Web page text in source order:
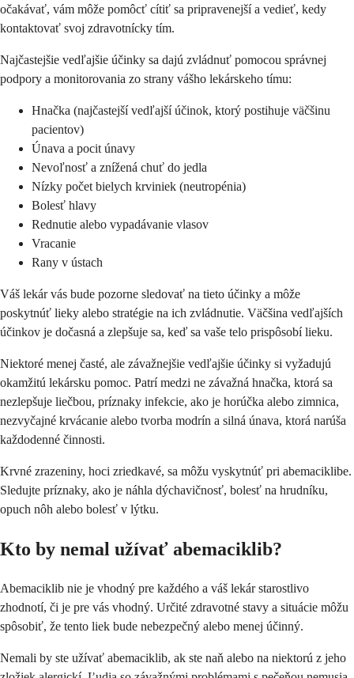
očakávať, vám môže pomôcť cítiť sa pripravenejší a vedieť, kedy
kontaktovať svoj zdravotnícky tím.
Najčastejšie vedľajšie účinky sa dajú zvládnuť pomocou správnej
podpory a monitorovania zo strany vášho lekárskeho tímu:
Hnačka (najčastejší vedľajší účinok, ktorý postihuje väčšinu
pacientov)
Únava a pocit únavy
Nevoľnosť a znížená chuť do jedla
Nízky počet bielych krviniek (neutropénia)
Bolesť hlavy
Rednutie alebo vypadávanie vlasov
Vracanie
Rany v ústach
Váš lekár vás bude pozorne sledovať na tieto účinky a môže
poskytnúť lieky alebo stratégie na ich zvládnutie. Väčšina vedľajších
účinkov je dočasná a zlepšuje sa, keď sa vaše telo prispôsobí lieku.
Niektoré menej časté, ale závažnejšie vedľajšie účinky si vyžadujú
okamžitú lekársku pomoc. Patrí medzi ne závažná hnačka, ktorá sa
nezlepšuje liečbou, príznaky infekcie, ako je horúčka alebo zimnica,
nezvyčajné krvácanie alebo tvorba modrín a silná únava, ktorá narúša
každodenné činnosti.
Krvné zrazeniny, hoci zriedkavé, sa môžu vyskytnúť pri abemaciklibe.
Sledujte príznaky, ako je náhla dýchavičnosť, bolesť na hrudníku,
opuch nôh alebo bolesť v lýtku.
Kto by nemal užívať abemaciklib?
Abemaciklib nie je vhodný pre každého a váš lekár starostlivo
zhodnotí, či je pre vás vhodný. Určité zdravotné stavy a situácie môžu
spôsobiť, že tento liek bude nebezpečný alebo menej účinný.
Nemali by ste užívať abemaciklib, ak ste naň alebo na niektorú z jeho